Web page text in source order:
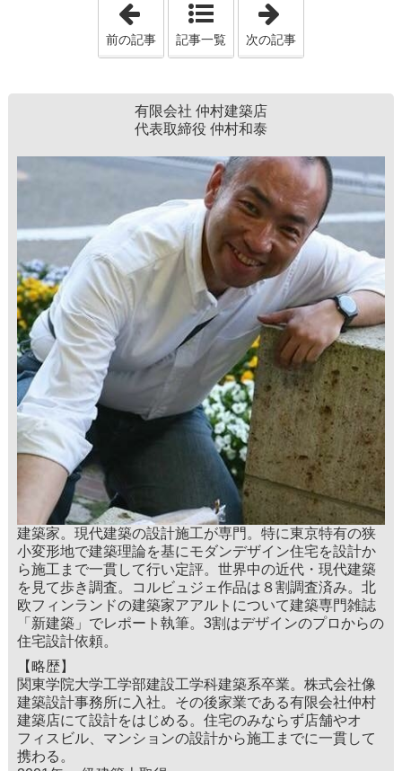
前の記事 記事一覧 次の記事
有限会社 仲村建築店
代表取締役 仲村和泰
建築家。現代建築の設計施工が専門。特に東京特有の狭
小変形地で建築理論を基にモダンデザイン住宅を設計か
ら施工まで一貫して行い定評。世界中の近代・現代建築
を見て歩き調査。コルビュジェ作品は８割調査済み。北
欧フィンランドの建築家アアルトについて建築専門雑誌
「新建築」でレポート執筆。3割はデザインのプロからの
住宅設計依頼。
【略歴】
関東学院大学工学部建設工学科建築系卒業。株式会社像
建築設計事務所に入社。その後家業である有限会社仲村
建築店にて設計をはじめる。住宅のみならず店舗やオ
フィスビル、マンションの設計から施工までに一貫して
携わる。